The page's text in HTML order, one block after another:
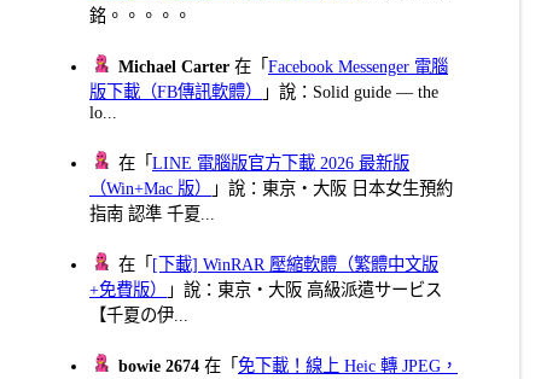
銘。。。。。
Michael Carter 在「Facebook Messenger 電腦
版下載（FB傳訊軟體）
」說：Solid guide — the
lo...
在「LINE 電腦版官方下載 2026 最新版
（Win+Mac 版）
」說：東京・大阪 日本女生預約
指南 認準 千夏...
在「 [下載] WinRAR 壓縮軟體（繁體中文版
+免費版）
」說：東京・大阪 高級派遣サービス
【千夏の伊...
bowie 2674 在「免下載！線上 Heic 轉 JPEG，